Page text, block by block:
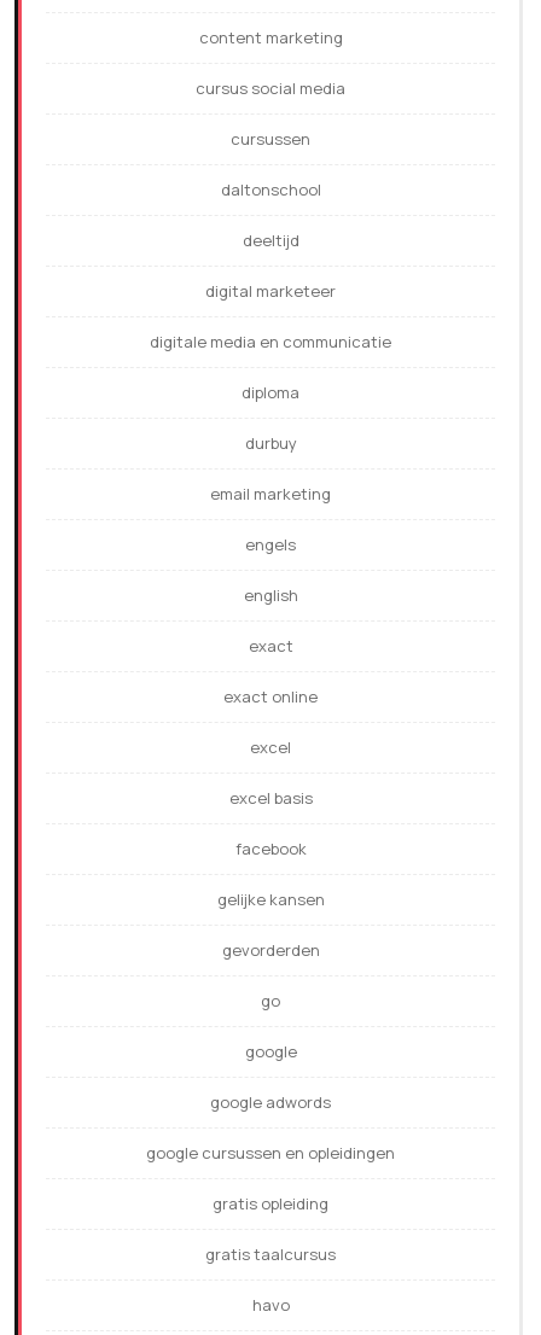
content marketing
cursus social media
cursussen
daltonschool
deeltijd
digital marketeer
digitale media en communicatie
diploma
durbuy
email marketing
engels
english
exact
exact online
excel
excel basis
facebook
gelijke kansen
gevorderden
go
google
google adwords
google cursussen en opleidingen
gratis opleiding
gratis taalcursus
havo